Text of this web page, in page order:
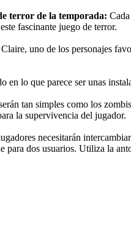
terror de la temporada:
fascinante juego de terror.
Claire, uno de los personajes
en lo que parece ser unas
tan simples como los
la supervivencia del jugador.
necesitarán
dos usuarios. Utiliza la